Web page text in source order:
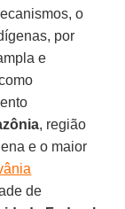
o
por
e
, região
e o maior
de